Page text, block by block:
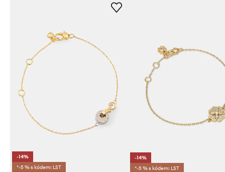
-14%
*-5 % s kódem: LST
-14%
*-5 % s kódem: LST